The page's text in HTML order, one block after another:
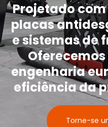
Projetado
placas
e sistemas de
engenharia
eficiência da
Torne-se